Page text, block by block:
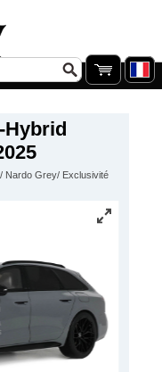
Hybrid
Nardo Grey/ Exclusivité